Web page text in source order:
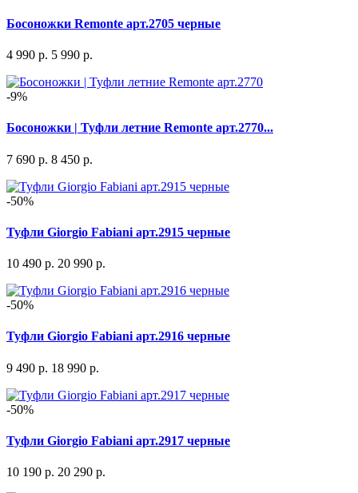
Босоножки Remonte арт.2705 черные
4 990 р. 5 990 р.
-9%
Босоножки | Туфли летние Remonte арт.2770...
7 690 р. 8 450 р.
-50%
Туфли Giorgio Fabiani арт.2915 черные
10 490 р. 20 990 р.
-50%
Туфли Giorgio Fabiani арт.2916 черные
9 490 р. 18 990 р.
-50%
Туфли Giorgio Fabiani арт.2917 черные
10 190 р. 20 290 р.